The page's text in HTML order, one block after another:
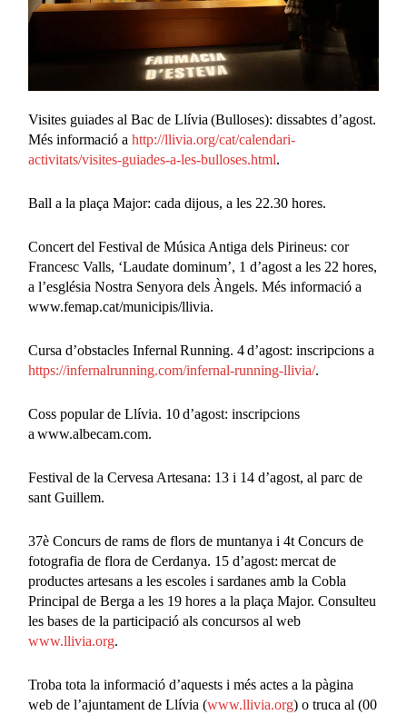
Visites guiades al Bac de Llívia (Bulloses): dissabtes d’agost.
Més informació ahttp://llivia.org/cat/calendari-
activitats/visites-guiades-a-les-bulloses.html.
Ball a la plaça Major: cada dijous, a les 22.30 hores.
Concert del Festival de Música Antiga dels Pirineus: cor
Francesc Valls, ‘Laudate dominum’, 1 d’agost a les 22 hores,
a l’església Nostra Senyora dels Àngels. Més informació a
www.femap.cat/municipis/llivia.
Cursa d’obstacles Infernal Running. 4 d’agost: inscripcions a
https://infernalrunning.com/infernal-running-llivia/.
Coss popular de Llívia. 10 d’agost: inscripcions
a www.albecam.com.
Festival de la Cervesa Artesana: 13 i 14 d’agost, al parc de
sant Guillem.
37è Concurs de rams de flors de muntanya i 4t Concurs de
fotografia de flora de Cerdanya. 15 d’agost: mercat de
productes artesans a les escoles i sardanes amb la Cobla
Principal de Berga a les 19 hores a la plaça Major. Consulteu
les bases de la participació als concursos al web
www.llivia.org.
Troba tota la informació d’aquests i més actes a la pàgina
web de l’ajuntament de Llívia (www.llivia.org) o truca al (00